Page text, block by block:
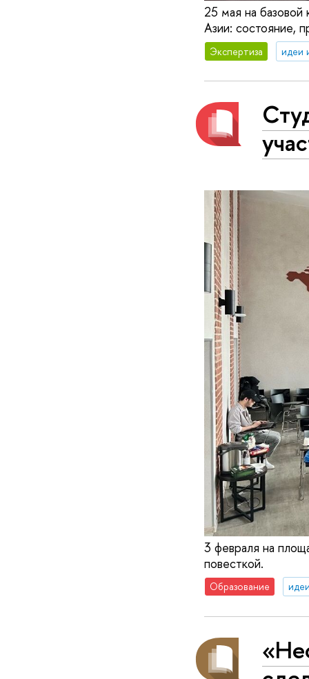
25 мая на
Азии: состояние,
Экспертиза идеи
3 февраля на
повесткой.
Образование